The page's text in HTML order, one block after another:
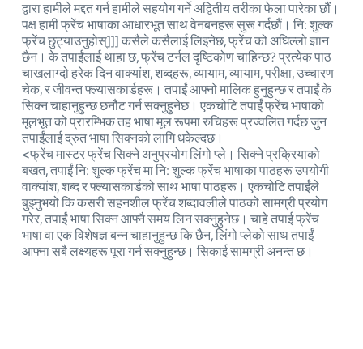
द्वारा हामीले मद्दत गर्न हामीले सहयोग गर्ने अद्वितीय तरीका फेला पारेका छौं।
पक्ष हामी फ्रेंच भाषाका आधारभूत साथ वेनबनहरू सुरू गर्दछौं। नि: शुल्क
फ्रेंच छुट्याउनुहोस्]]] कसैले कसैलाई लिइनेछ, फ्रेंच को अघिल्लो ज्ञान
छैन। के तपाईंलाई थाहा छ, फ्रेंच टर्नल दृष्टिकोण चाहिन्छ? प्रत्येक पाठ
चाखलाग्दो हरेक दिन वाक्यांश, शब्दहरू, व्यायाम, व्यायाम, परीक्षा, उच्चारण
चेक, र जीवन्त फ्ल्यासकार्डहरू। तपाईं आफ्नो मालिक हुनुहुन्छ र तपाईं के
सिक्न चाहानुहुन्छ छनौट गर्न सक्नुहुनेछ। एकचोटि तपाईं फ्रेंच भाषाको
मूलभूत को प्रारम्भिक तह भाषा मूल रूपमा रुचिहरू प्रज्वलित गर्दछ जुन
तपाईंलाई द्रुत भाषा सिक्नको लागि धकेल्दछ।
<फ्रेंच मास्टर फ्रेंच सिक्ने अनुप्रयोग लिंगो प्ले। सिक्ने प्रक्रियाको
बखत, तपाईं नि: शुल्क फ्रेंच मा नि: शुल्क फ्रेंच भाषाका पाठहरू उपयोगी
वाक्यांश, शब्द र फ्ल्यासकार्डको साथ भाषा पाठहरू। एकचोटि तपाईंले
बुझ्नुभयो कि कसरी सहनशील फ्रेंच शब्दावलीले पाठको सामग्री प्रयोग
गरेर, तपाईं भाषा सिक्न आफ्नै समय लिन सक्नुहुनेछ। चाहे तपाई फ्रेंच
भाषा वा एक विशेषज्ञ बन्न चाहानुहुन्छ कि छैन, लिंगो प्लेको साथ तपाईं
आफ्ना सबै लक्ष्यहरू पूरा गर्न सक्नुहुन्छ। सिकाई सामग्री अनन्त छ।